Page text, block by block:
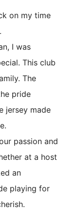
on my time
I was
This club
The
pride
jersey made
passion and
at a host
an
playing for